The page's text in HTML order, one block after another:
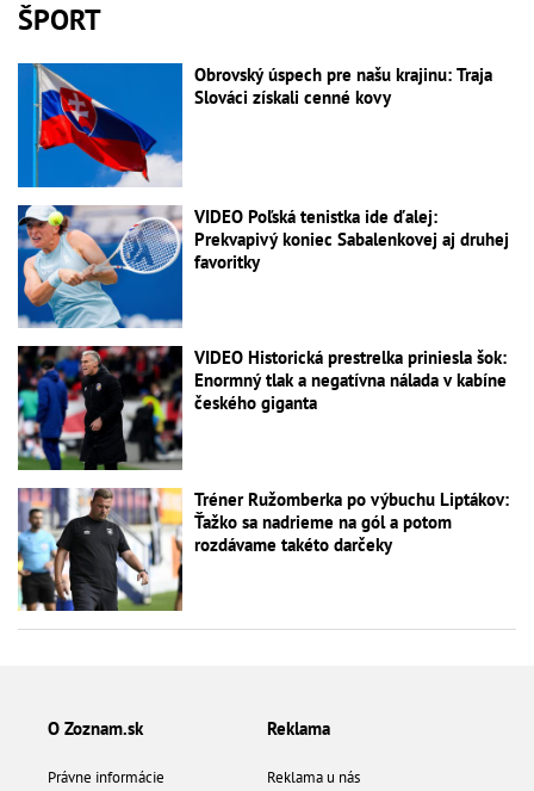
ŠPORT
Obrovský úspech pre našu krajinu: Traja
Slováci získali cenné kovy
VIDEO Poľská tenistka ide ďalej:
Prekvapivý koniec Sabalenkovej aj druhej
favoritky
VIDEO Historická prestrelka priniesla šok:
Enormný tlak a negatívna nálada v kabíne
českého giganta
Tréner Ružomberka po výbuchu Liptákov:
Ťažko sa nadrieme na gól a potom
rozdávame takéto darčeky
O Zoznam.sk
Právne informácie
Reklama
Reklama u nás